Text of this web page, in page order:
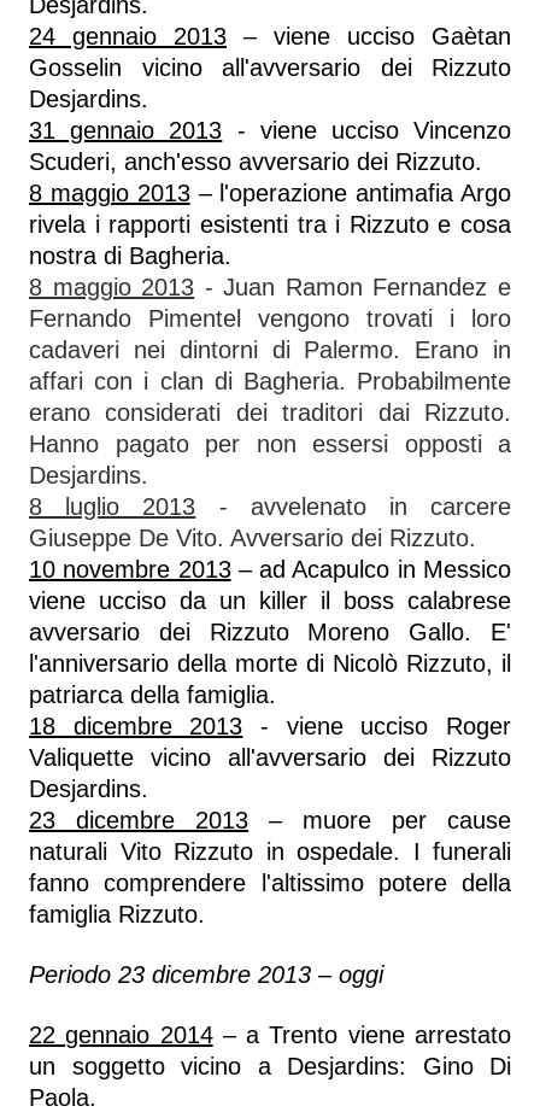
24 gennaio 2013 – viene ucciso Gaètan
Gosselin vicino all'avversario dei Rizzuto
Desjardins.
31 gennaio 2013 - viene ucciso Vincenzo
Scuderi, anch'esso avversario dei Rizzuto.
8 maggio 2013– l'operazione antimafia Argo
rivela i rapporti esistenti tra i Rizzuto e cosa
nostra di Bagheria.
8 maggio 2013 - Juan Ramon Fernandez e
Fernando Pimentel vengono trovati i loro
cadaveri nei dintorni di Palermo. Erano in
affari con i clan di Bagheria. Probabilmente
erano considerati dei traditori dai Rizzuto.
Hanno pagato per non essersi opposti a
Desjardins.
8 luglio 2013 - avvelenato in carcere
Giuseppe De Vito. Avversario dei Rizzuto.
10 novembre 2013– ad Acapulco in Messico
viene ucciso da un killer il boss calabrese
avversario dei Rizzuto Moreno Gallo. E'
l'anniversario della morte di Nicolò Rizzuto, il
patriarca della famiglia.
18 dicembre 2013 - viene ucciso Roger
Valiquette vicino all'avversario dei Rizzuto
Desjardins.
23 dicembre 2013 – muore per cause
naturali Vito Rizzuto in ospedale. I funerali
fanno comprendere l'altissimo potere della
famiglia Rizzuto.
Periodo 23 dicembre 2013 – oggi
22 gennaio 2014– a Trento viene arrestato
un soggetto vicino a Desjardins: Gino Di
Paola.